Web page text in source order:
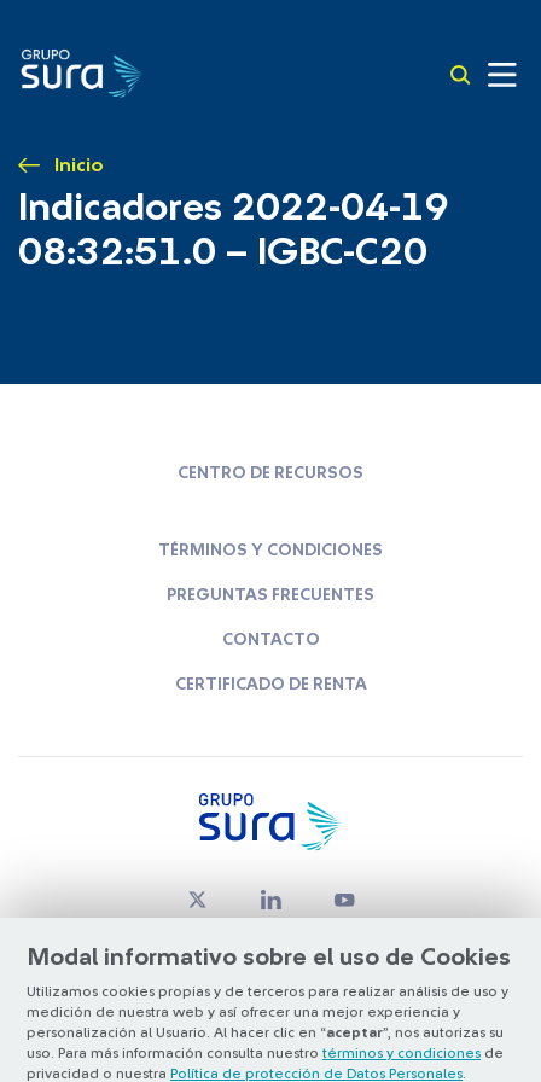
Inicio
Indicadores 2022-04-19
08:32:51.0 – IGBC-C20
Modal informativo sobre el uso de Cookies
Utilizamos cookies propias y de terceros para realizar análisis de uso y
medición de nuestra web y así ofrecer una mejor experiencia y
personalización al Usuario. Al hacer clic en “aceptar”, nos autorizas su
uso. Para más información consulta nuestro términos y condiciones de
privacidad o nuestra Política de protección de Datos Personales
CENTRO DE RECURSOS
TÉRMINOS Y CONDICIONES
PREGUNTAS FRECUENTES
CONTACTO
CERTIFICADO DE RENTA
© Copyright Grupo SURA 2026